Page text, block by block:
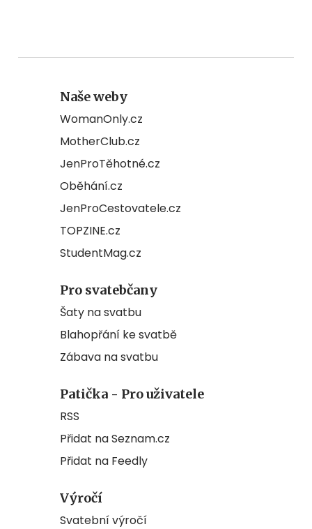
Naše weby
WomanOnly.cz
MotherClub.cz
JenProTěhotné.cz
Oběhání.cz
JenProCestovatele.cz
TOPZINE.cz
StudentMag.cz
Pro svatebčany
Šaty na svatbu
Blahopřání ke svatbě
Zábava na svatbu
Patička - Pro uživatele
RSS
Přidat na Seznam.cz
Přidat na Feedly
Výročí
Svatební výročí